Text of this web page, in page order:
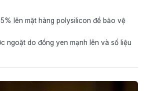
lên mặt hàng polysilicon để bảo vệ
ngoặt do đồng yen mạnh lên và số liệu